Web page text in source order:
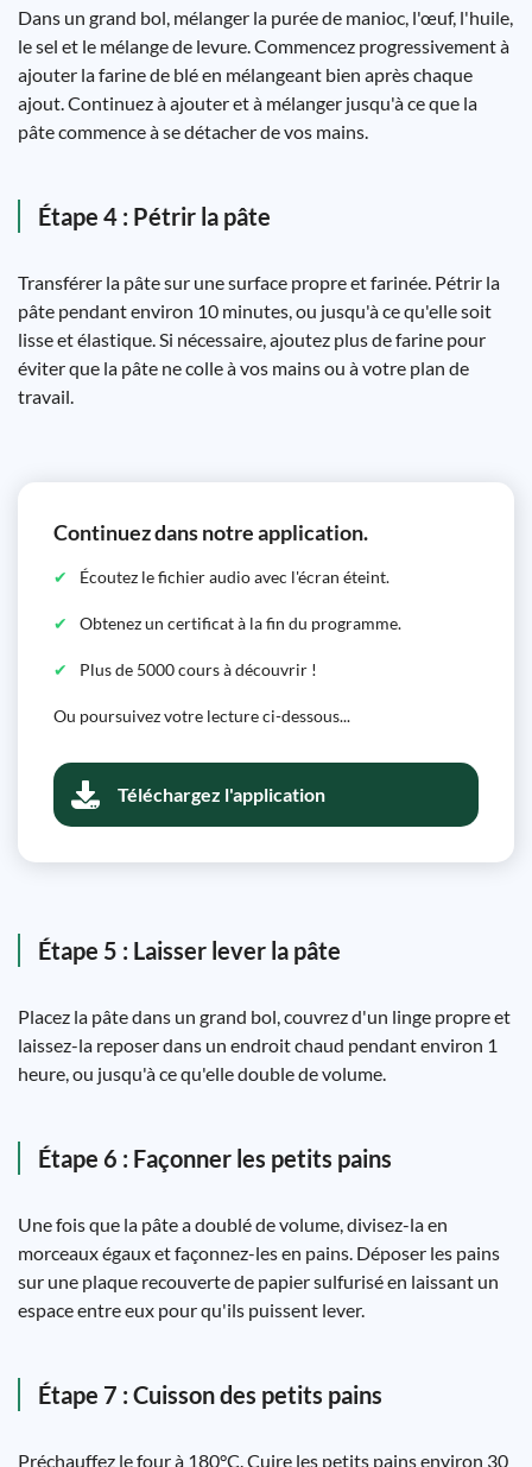
Dans un grand bol, mélanger la purée de manioc, l'œuf, l'huile,
le sel et le mélange de levure. Commencez progressivement à
ajouter la farine de blé en mélangeant bien après chaque
ajout. Continuez à ajouter et à mélanger jusqu'à ce que la
pâte commence à se détacher de vos mains.
Étape 4 : Pétrir la pâte
Transférer la pâte sur une surface propre et farinée. Pétrir la
pâte pendant environ 10 minutes, ou jusqu'à ce qu'elle soit
lisse et élastique. Si nécessaire, ajoutez plus de farine pour
éviter que la pâte ne colle à vos mains ou à votre plan de
travail.
Continuez dans notre application.
Écoutez le fichier audio avec l'écran éteint.
Obtenez un certificat à la fin du programme.
Plus de 5000 cours à découvrir !
Ou poursuivez votre lecture ci-dessous...
Téléchargez l'application
Étape 5 : Laisser lever la pâte
Placez la pâte dans un grand bol, couvrez d'un linge propre et
laissez-la reposer dans un endroit chaud pendant environ 1
heure, ou jusqu'à ce qu'elle double de volume.
Étape 6 : Façonner les petits pains
Une fois que la pâte a doublé de volume, divisez-la en
morceaux égaux et façonnez-les en pains. Déposer les pains
sur une plaque recouverte de papier sulfurisé en laissant un
espace entre eux pour qu'ils puissent lever.
Étape 7 : Cuisson des petits pains
Préchauffez le four à 180°C. Cuire les petits pains environ 30